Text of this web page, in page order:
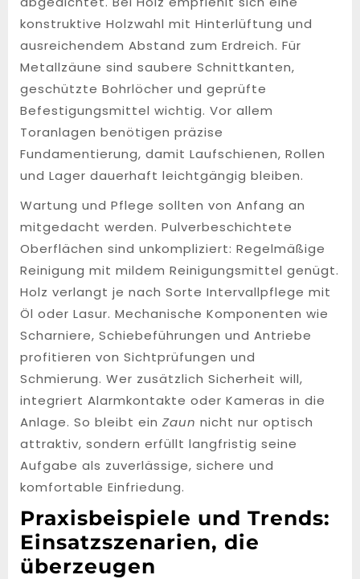
konstruktive Holzwahl mit Hinterlüftung und
ausreichendem Abstand zum Erdreich. Für
Metallzäune sind saubere Schnittkanten,
geschützte Bohrlöcher und geprüfte
Befestigungsmittel wichtig. Vor allem
Toranlagen benötigen präzise
Fundamentierung, damit Laufschienen, Rollen
und Lager dauerhaft leichtgängig bleiben.
Wartung und Pflege sollten von Anfang an
mitgedacht werden. Pulverbeschichtete
Oberflächen sind unkompliziert: Regelmäßige
Reinigung mit mildem Reinigungsmittel genügt.
Holz verlangt je nach Sorte Intervallpflege mit
Öl oder Lasur. Mechanische Komponenten wie
Scharniere, Schiebeführungen und Antriebe
profitieren von Sichtprüfungen und
Schmierung. Wer zusätzlich Sicherheit will,
integriert Alarmkontakte oder Kameras in die
Anlage. So bleibt ein Zaun nicht nur optisch
attraktiv, sondern erfüllt langfristig seine
Aufgabe als zuverlässige, sichere und
komfortable Einfriedung.
Praxisbeispiele und Trends:
Einsatzszenarien, die
überzeugen